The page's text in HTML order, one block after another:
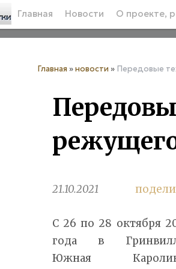
Главная Новости О проекте,
Главная »новости » Передовые
21.10.2021
С 26 по 28 октября
года в
Южная